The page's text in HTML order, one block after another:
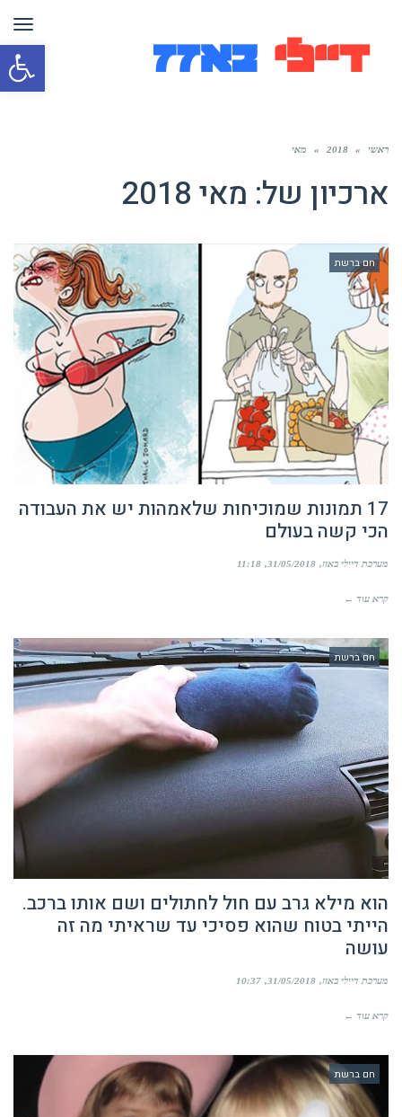
ראשי »
2018
» מאי
ארכיון של: מאי 2018
חם ברשת
17 תמונות שמוכיחות שלאמהות יש את העבודה
הכי קשה בעולם
מערכת דיילי באזז 31/05/2018
11:18
קרא עוד ←
חם ברשת
הוא מילא גרב עם חול לחתולים ושם אותו ברכב.
הייתי בטוח שהוא פסיכי עד שראיתי מה זה
עושה
מערכת דיילי באזז 31/05/2018
10:37
קרא עוד ←
חם ברשת